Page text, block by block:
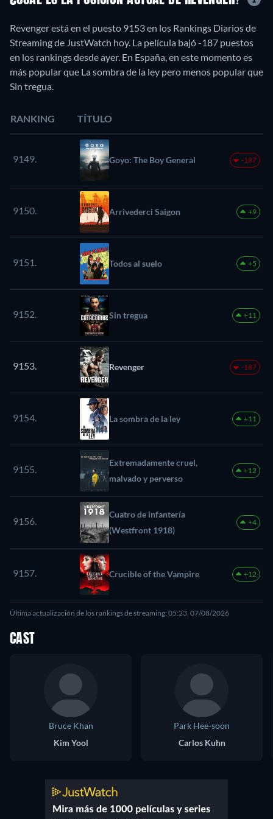
Revenger está en el puesto 9153 en los Rankings Diarios de
Streaming de JustWatch hoy. La película bajó -187 puestos
en los rankings desde ayer. En España, en este momento es
más popular que La sombra de la ley pero menos popular que
Sin tregua.
RANKING TÍTULO
9149. Goyo: The Boy General -187
9150. Arrivederci Saigon +9
9151. Todos al suelo +5
9152. Sin tregua +11
9153. Revenger -187
9154. La sombra de la ley +11
9155.
Extremadamente cruel,
malvado y perverso
+12
9156.
Cuatro de infantería
(Westfront 1918)
+4
9157. Crucible of the Vampire +12
Última actualización de los rankings de streaming: 05:23, 07/08/2026
CAST
Bruce Khan
Kim Yool
Park Hee-soon
Carlos Kuhn